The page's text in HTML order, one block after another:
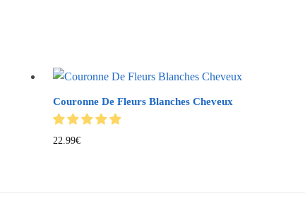
Couronne De Fleurs Blanches Cheveux
22.99€